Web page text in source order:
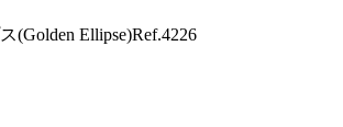
(Golden Ellipse)Ref.4226